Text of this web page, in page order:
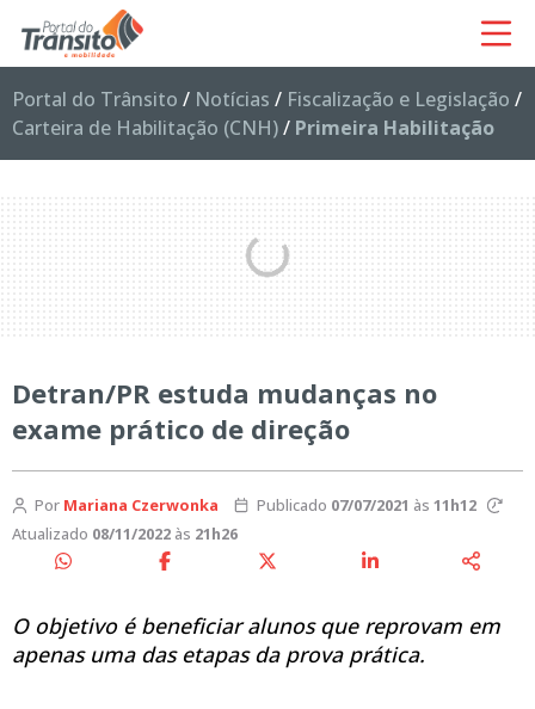
Portal do Trânsito / Notícias / Fiscalização e Legislação /
Carteira de Habilitação (CNH)/ Primeira Habilitação
Detran/PR estuda mudanças no
exame prático de direção
Por Mariana Czerwonka Publicado 07/07/2021 às 11h12
Atualizado 08/11/2022 às 21h26
O objetivo é beneficiar alunos que reprovam em
apenas uma das etapas da prova prática.